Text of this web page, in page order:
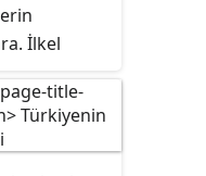
İlkel
daha
olarak
daha